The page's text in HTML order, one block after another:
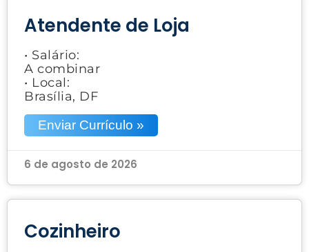
Atendente de Loja
• Salário:
A combinar
• Local:
Brasília, DF
Enviar Currículo »
6 de agosto de 2026
Cozinheiro